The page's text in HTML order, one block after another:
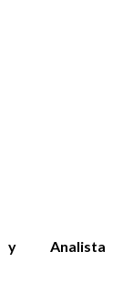
Analista